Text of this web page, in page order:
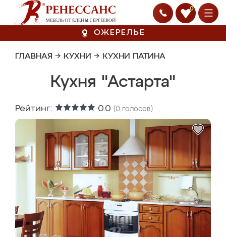
0
ОЖЕРЕЛЬЕ
ГЛАВНАЯ → КУХНИ → КУХНИ ПАТИНА
Кухня "Астарта"
Рейтинг: 0.0 (0 голосов)